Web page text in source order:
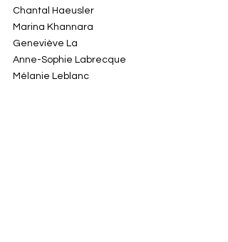
Chantal Haeusler
Marina Khannara
Geneviève La
Anne-Sophie Labrecque
Mélanie Leblanc